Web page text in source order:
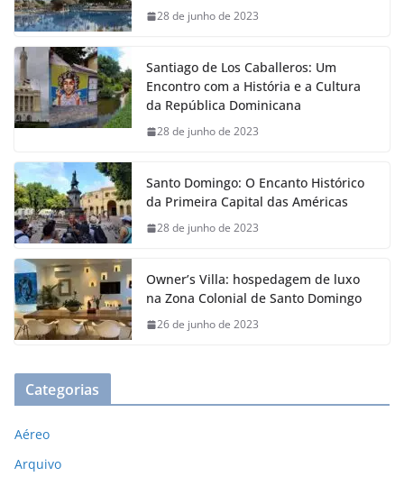
28 de junho de 2023
Santiago de Los Caballeros: Um
Encontro com a História e a Cultura
da República Dominicana
28 de junho de 2023
Santo Domingo: O Encanto Histórico
da Primeira Capital das Américas
28 de junho de 2023
Owner’s Villa: hospedagem de luxo
na Zona Colonial de Santo Domingo
26 de junho de 2023
Categorias
Aéreo
Arquivo